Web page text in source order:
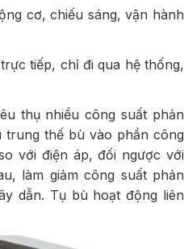
cơ, chiếu sáng, vận hành
tiếp, chỉ đi qua hệ thống,
thụ nhiều công suất phản
trung thế bù vào phần công
với điện áp, đối ngược với
làm giảm công suất phản
dẫn. Tụ bù hoạt động liên